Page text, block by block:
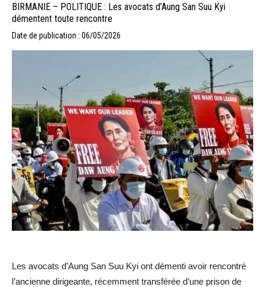
BIRMANIE – POLITIQUE : Les avocats d’Aung San Suu Kyi
démentent toute rencontre
Date de publication : 06/05/2026
Les avocats d’Aung San Suu Kyi ont démenti avoir rencontré
l’ancienne dirigeante, récemment transférée d’une prison de